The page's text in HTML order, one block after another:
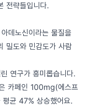
전략들입니다.
데노신이라는 물질을
밀도와 민감도가 사람
구가 흥미롭습니다.
카페인 100mg(에스프
평균 47% 상승했어요.